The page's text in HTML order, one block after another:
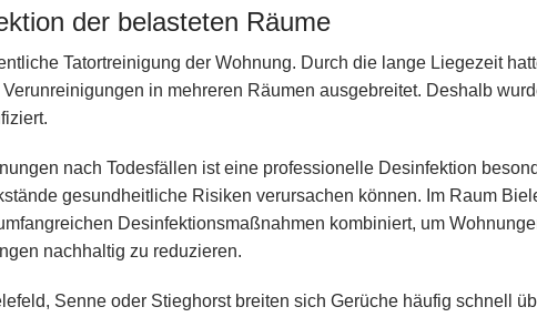
der belasteten Räume
Tatortreinigung der Wohnung. Durch die lange Liegezeit
in mehreren Räumen ausgebreitet. Deshalb
nach Todesfällen ist eine professionelle Desinfektion
gesundheitliche Risiken verursachen können. Im Raum
Desinfektionsmaßnahmen kombiniert, um
nachhaltig zu reduzieren.
Senne oder Stieghorst breiten sich Gerüche häufig schnell